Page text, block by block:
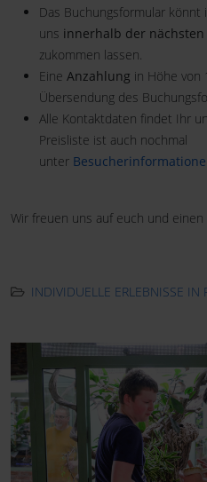
Das Buchungsformular könnt
uns innerhalb der nächsten
zukommen lassen.
Eine Anzahlung in Höhe von
Übersendung des
Alle Kontaktdaten findet Ihr
Preisliste ist auch nochmal
unter
Wir freuen uns auf euch und einen
INDIVIDUELLE ERLEBNISSE IN